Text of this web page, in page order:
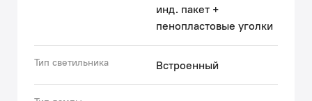
инд. пакет +
пенопластовые уголки
Тип светильника Встроенный